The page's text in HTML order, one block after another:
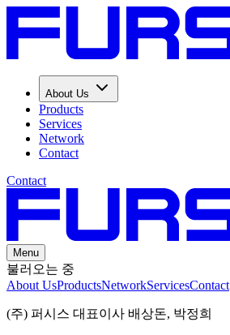
About Us
Products
Services
Network
Contact
Contact
Menu
불러오는 중
About UsProductsNetworkServicesContact
(주) 퍼시스 대표이사 배상돈, 박정희